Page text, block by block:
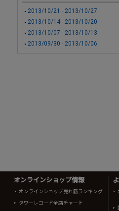
2013/10/21 - 2013/10/27
2013/10/14 - 2013/10/20
2013/10/07 - 2013/10/13
2013/09/30 - 2013/10/06
オンラインショップ情報
オンラインショップ売れ筋ランキング
タワーレコード全店チャート